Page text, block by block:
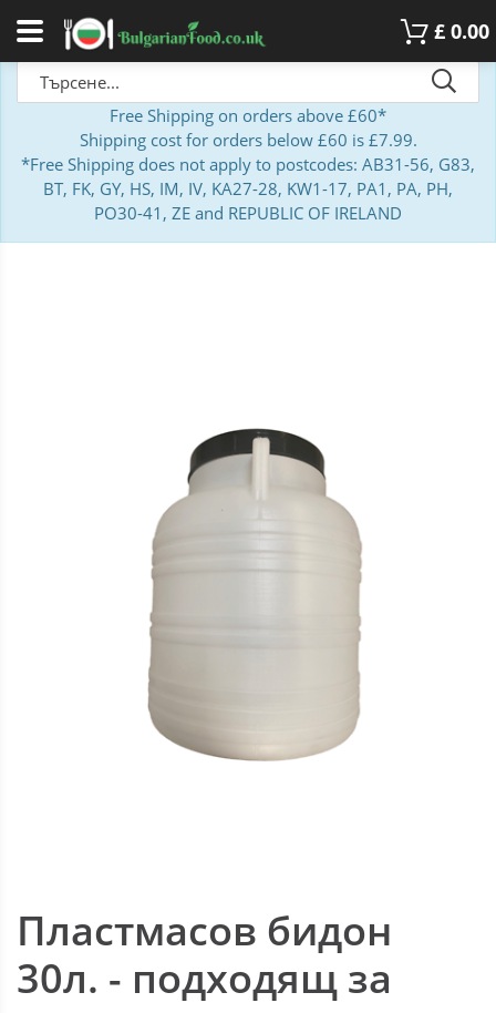
£ 0.00
Free Shipping on orders above £60*
Shipping cost for orders below £60 is £7.99.
*Free Shipping does not apply to postcodes: AB31-56, G83,
BT, FK, GY, HS, IM, IV, KA27-28, KW1-17, PA1, PA, PH,
PO30-41, ZE and REPUBLIC OF IRELAND
Пластмасов бидон
30л. - подходящ за